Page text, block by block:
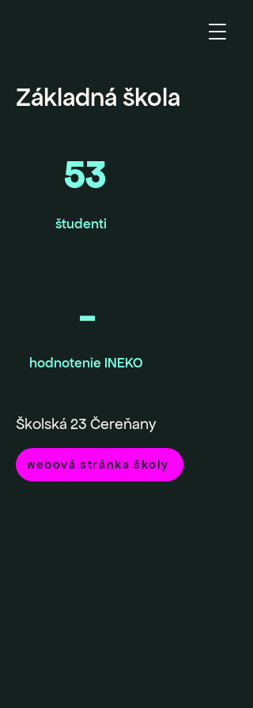
Základná škola
53
študenti
-
hodnotenie INEKO
Školská 23 Čereňany
webová stránka školy